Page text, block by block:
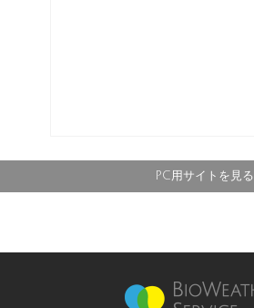
PC用サイトを見る